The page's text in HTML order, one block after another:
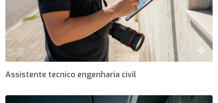
Assistente tecnico engenharia civil